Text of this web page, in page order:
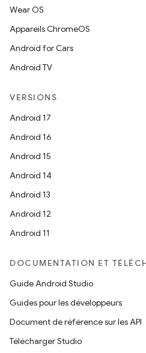
Wear OS
Appareils ChromeOS
Android for Cars
Android TV
VERSIONS
Android 17
Android 16
Android 15
Android 14
Android 13
Android 12
Android 11
DOCUMENTATION ET
Guide Android Studio
Guides pour les développeurs
Document de référence sur les API
Télécharger Studio